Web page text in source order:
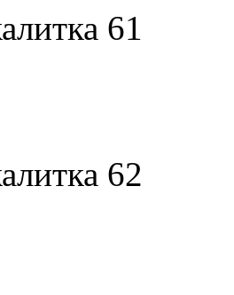
61
62